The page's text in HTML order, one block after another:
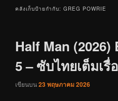
คลังเก็บป้ายกำกับ: GREG POWRIE
Half Man
5 – ซับไทยเต็มเรื่
เขียนบน23 พฤษภาคม 2026